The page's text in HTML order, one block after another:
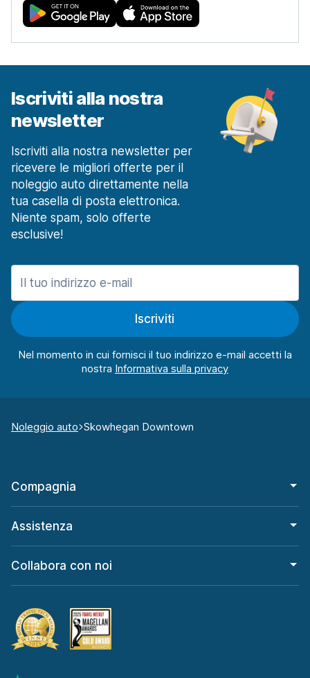
Iscriviti alla nostra
newsletter
Iscriviti alla nostra newsletter per
ricevere le migliori offerte per il
noleggio auto direttamente nella
tua casella di posta elettronica.
Niente spam, solo offerte
esclusive!
Iscriviti
Nel momento in cui fornisci il tuo indirizzo e-mail accetti la
nostra
Noleggio auto Skowhegan Downtown
Compagnia
Assistenza
Collabora con noi